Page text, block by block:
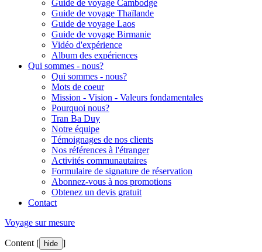
Guide de voyage Cambodge
Guide de voyage Thaïlande
Guide de voyage Laos
Guide de voyage Birmanie
Vidéo d'expérience
Album des expériences
Qui sommes - nous?
Qui sommes - nous?
Mots de coeur
Mission - Vision - Valeurs fondamentales
Pourquoi nous?
Tran Ba Duy
Notre équipe
Témoignages de nos clients
Nos références à l'étranger
Activités communautaires
Formulaire de signature de réservation
Abonnez-vous à nos promotions
Obtenez un devis gratuit
Contact
Voyage sur mesure
Content [ hide ]